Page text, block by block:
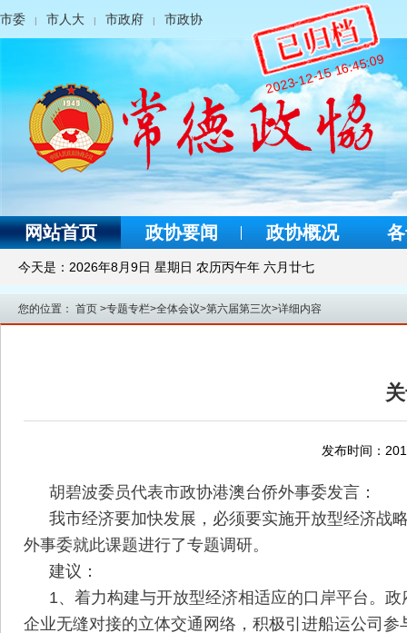
市委 | 市人大 | 市政府 | 市政协
网站首页 政协要闻 政协概况
今天是： 2026年8月9日 星期日 农历丙午年 六月廿七
您的位置： 首页 >专题专栏>全体会议>第六届第三次>详细内容
2023-12-15 16:45:09
发布时间：
胡碧波委员代表市政协港澳台侨外事委发言：
我市经济要加快发展，必须要实施开放型经济战
外事委就此课题进行了专题调研。
建议：
1、着力构建与开放型经济相适应的口岸平台。
企业无缝对接的立体交通网络，积极引进船运公司